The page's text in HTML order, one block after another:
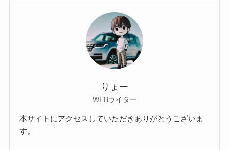
りょー
WEBライター
本サイトにアクセスしていただきありがとうございま
す。